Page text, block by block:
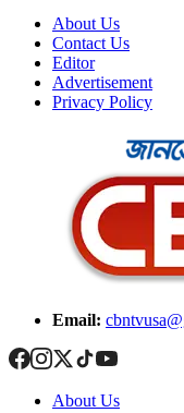
About Us
Contact Us
Editor
Advertisement
Privacy Policy
Email:
About Us